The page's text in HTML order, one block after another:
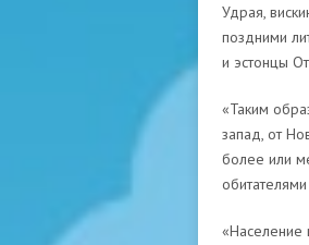
Удрая,
поздними
и эстонцы
«Таким
запад, от
более или
«Население